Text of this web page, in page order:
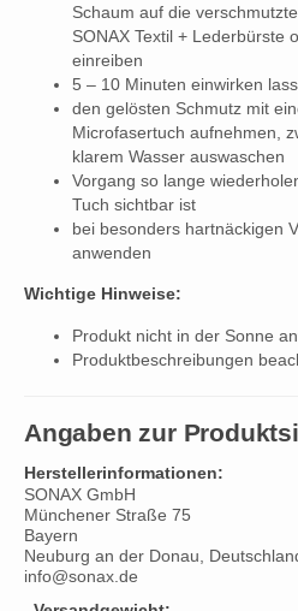
Schaum auf die
SONAX Textil + Lederbürste
einreiben
5 – 10 Minuten einwirken
den gelösten Schmutz mit
Microfasertuch aufnehmen,
klarem Wasser auswaschen
Vorgang so lange
Tuch sichtbar ist
bei besonders hartnäckigen
anwenden
Wichtige Hinweise:
Produkt nicht in der Sonne
Produktbeschreibungen
Angaben zur
Herstellerinformationen:
SONAX GmbH
Münchener Straße 75
Bayern
Neuburg an der Donau,
info@sonax.de